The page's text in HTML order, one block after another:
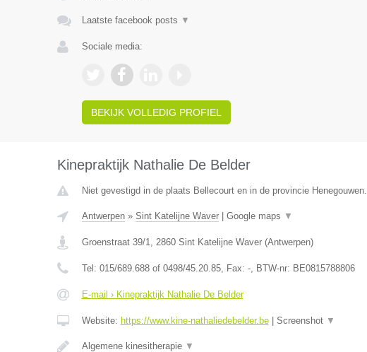
Laatste facebook posts ▼
Sociale media:
BEKIJK VOLLEDIG PROFIEL
Kinepraktijk Nathalie De Belder
Niet gevestigd in de plaats Bellecourt en in de provincie Henegouwen.
Antwerpen» Sint Katelijne Waver| Google maps ▼
Groenstraat 39/1, 2860 Sint Katelijne Waver(Antwerpen)
Tel: 015/689.688 of 0498/45.20.85, Fax: -, BTW-nr: BE0815788806
E-mail › Kinepraktijk Nathalie De Belder
Website: https://www.kine-nathaliedebelder.be| Screenshot ▼
Algemene kinesitherapie ▼